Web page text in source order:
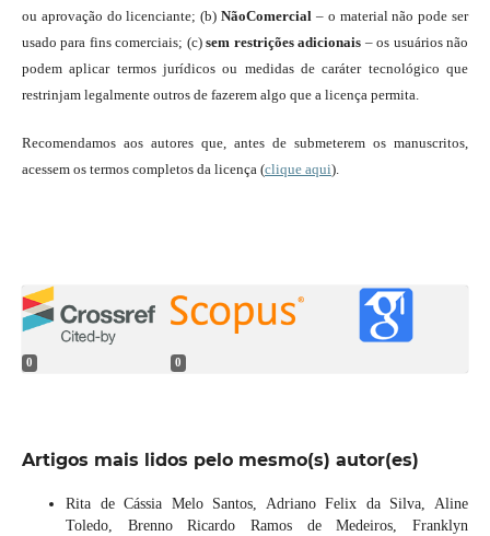
ou aprovação do licenciante; (b)NãoComercial – o material não pode ser
usado para fins comerciais; (c)sem restrições adicionais – os usuários não
podem aplicar termos jurídicos ou medidas de caráter tecnológico que
restrinjam legalmente outros de fazerem algo que a licença permita.
Recomendamos aos autores que, antes de submeterem os manuscritos,
acessem os termos completos da licença (clique aqui).
0 0
Artigos mais lidos pelo mesmo(s) autor(es)
Rita de Cássia Melo Santos, Adriano Felix da Silva, Aline
Toledo, Brenno Ricardo Ramos de Medeiros, Franklyn